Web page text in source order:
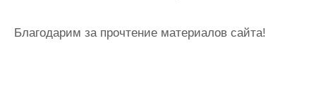
Благодарим за прочтение материалов сайта!